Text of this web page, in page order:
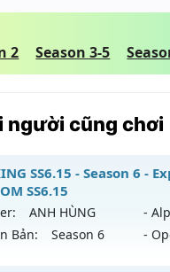
2 Season 3-5
người cũng chơi
SS6.15 - Season 6 -
SS6.15
ANH HÙNG -
Bản:
Season 6 -